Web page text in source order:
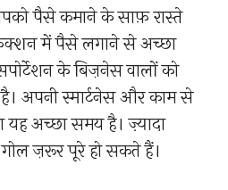
पैसे कमाने के साफ़ रास्ते
में पैसे लगाने से अच्छा
के बिज़नेस वालों को
है। अपनी स्मार्टनेस और काम से
यह अच्छा समय है। ज़्यादा
ज़रूर पूरे हो सकते हैं।